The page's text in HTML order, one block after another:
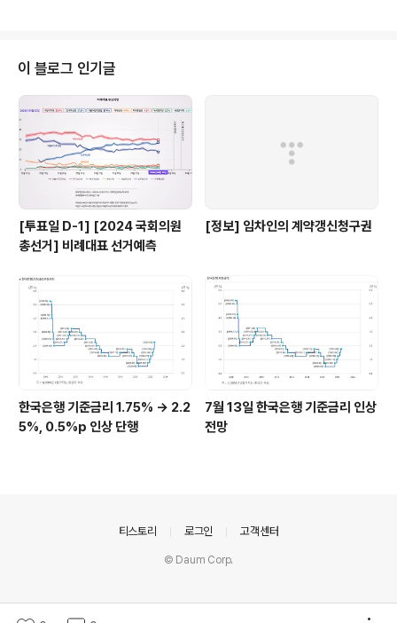
보당 2석 국민의힘 95석 개혁신당 3석 자유통일당 2석 무
소속 1석 ※ 자세한 여론조사 내용은 아래 앱을 설치하면 볼
수 있습니다. https://play.google.com/store/apps/
details?id=me.yogurthelp.election 선거끝판왕-20
24국회의원선거예측(여..
이 블로그 인기글
[투표일 D-1] [2024 국회의원
총선거] 비례대표 선거예측
[정보] 임차인의 계약갱신청구권
한국은행 기준금리 1.75% → 2.2
5%, 0.5%p 인상 단행
7월 13일 한국은행 기준금리 인상
전망
티스토리 로그인 고객센터
© Daum Corp.